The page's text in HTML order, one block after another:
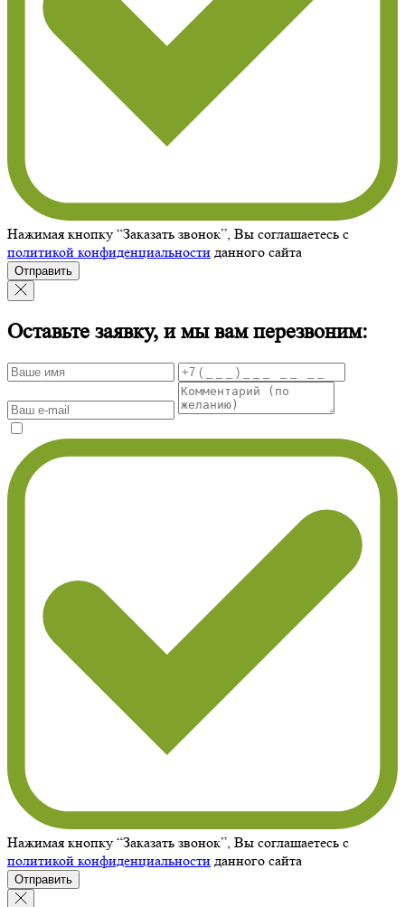
Нажимая кнопку “Заказать звонок”, Вы соглашаетесь с
политикой конфиденциальности данного сайта
Отправить
Оставьте заявку, и мы вам перезвоним:
Нажимая кнопку “Заказать звонок”, Вы соглашаетесь с
политикой конфиденциальности данного сайта
Отправить